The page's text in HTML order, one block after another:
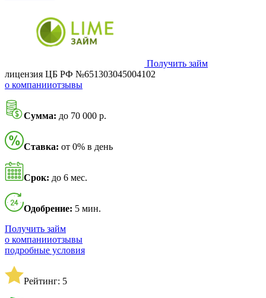
Получить займ
лицензия ЦБ РФ №651303045004102
о компанииотзывы
Сумма: до 70 000 р.
Ставка: от 0% в день
Срок: до 6 мес.
Одобрение: 5 мин.
Получить займ
о компанииотзывы
подробные условия
Рейтинг: 5